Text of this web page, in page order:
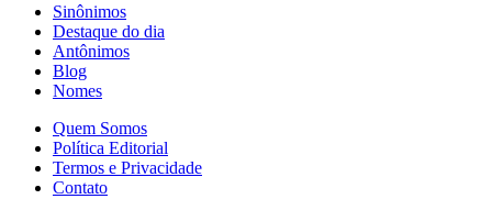
Sinônimos
Destaque do dia
Antônimos
Blog
Nomes
Quem Somos
Política Editorial
Termos e Privacidade
Contato